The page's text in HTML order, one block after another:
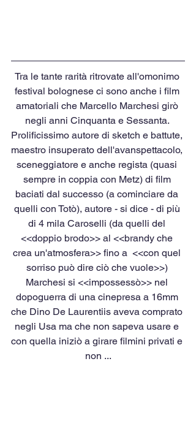
Tra le tante rarità ritrovate all'omonimo
festival bolognese ci sono anche i film
amatoriali che Marcello Marchesi girò
negli anni Cinquanta e Sessanta.
Prolificissimo autore di sketch e battute,
maestro insuperato dell'avanspettacolo,
sceneggiatore e anche regista (quasi
sempre in coppia con Metz) di film
baciati dal successo (a cominciare da
quelli con Totò), autore - si dice - di più
di 4 mila Caroselli (da quelli del
<<doppio brodo>> al <<brandy che
crea un'atmosfera>> fino a  <<con quel
sorriso può dire ciò che vuole>>)
Marchesi si <<impossessò>> nel
dopoguerra di una cinepresa a 16mm
che Dino De Laurentiis aveva comprato
negli Usa ma che non sapeva usare e
con quella iniziò a girare filmini privati e
non ...